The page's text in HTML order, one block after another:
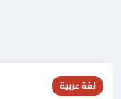
لغة عربية